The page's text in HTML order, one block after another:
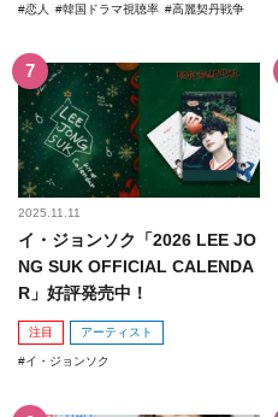
恋人 韓国ドラマ視聴率 高麗契丹戦争
2025.11.11
イ・ジョンソク「2026 LEE JO
NG SUK OFFICIAL CALENDA
R」好評発売中！
注目 アーティスト
イ・ジョンソク